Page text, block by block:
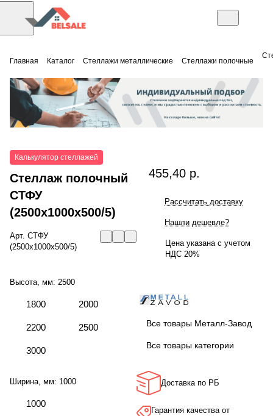
Главная Каталог Стеллажи металлические Стеллажи полочные
Калькулятор стеллажей
Стеллаж полочный
СТФУ
(2500x1000x500/5)
Арт. СТФУ
(2500x1000x500/5)
Высота, мм: 2500
1800 2000
2200 2500
3000
Ширина, мм: 1000
1000
455,40 р.
Рассчитать доставку
Нашли дешевле?
Цена указана с учетом
НДС 20%
Все товары Металл-Завод
Все товары категории
Доставка по РБ
Гарантия качества от